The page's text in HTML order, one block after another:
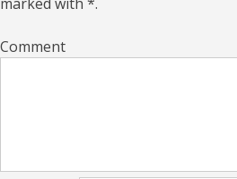
Comment